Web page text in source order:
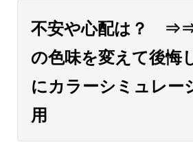
不安や心配は？
の色味を変えて後悔
にカラーシミュレー
用